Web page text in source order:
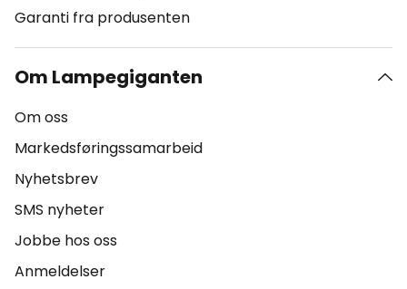
Garanti fra produsenten
Om Lampegiganten
Om oss
Markedsføringssamarbeid
Nyhetsbrev
SMS nyheter
Jobbe hos oss
Anmeldelser